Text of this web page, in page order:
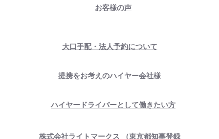
お客様の声
大口手配・法人予約について
提携をお考えのハイヤー会社様
ハイヤードライバーとして働きたい方
株式会社ライトマークス （東京都知事登録